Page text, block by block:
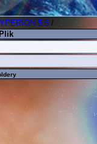
5.6 /